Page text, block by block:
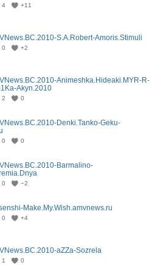
4 +11
S.A.Robert-Amoris.Stimuli
0 +2
Animeshka.Hideaki.MYR-R-
Akyn.2010
2 0
Denki.Tanko-Geku-
0 0
Barmalino-
0 −2
Make.My.Wish.amvnews.ru
0 +4
aZZa-Sozrela
1 0